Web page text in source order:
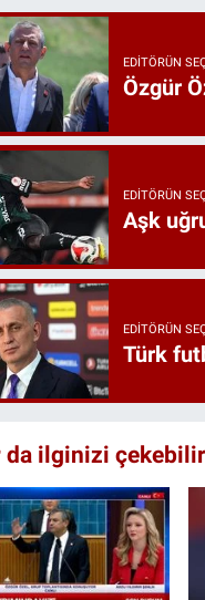
EDITÖRÜN
Özgür
EDITÖRÜN
Aşk
EDITÖRÜN
Türk
da ilginizi çekebilir